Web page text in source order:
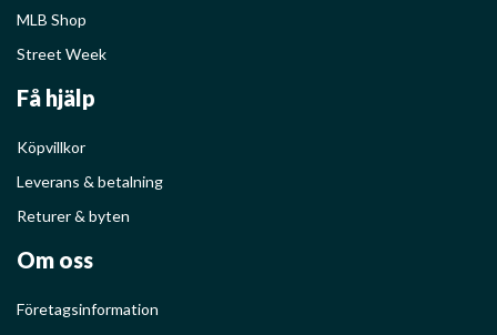
MLB Shop
Street Week
Få hjälp
Köpvillkor
Leverans & betalning
Returer & byten
Om oss
Företagsinformation